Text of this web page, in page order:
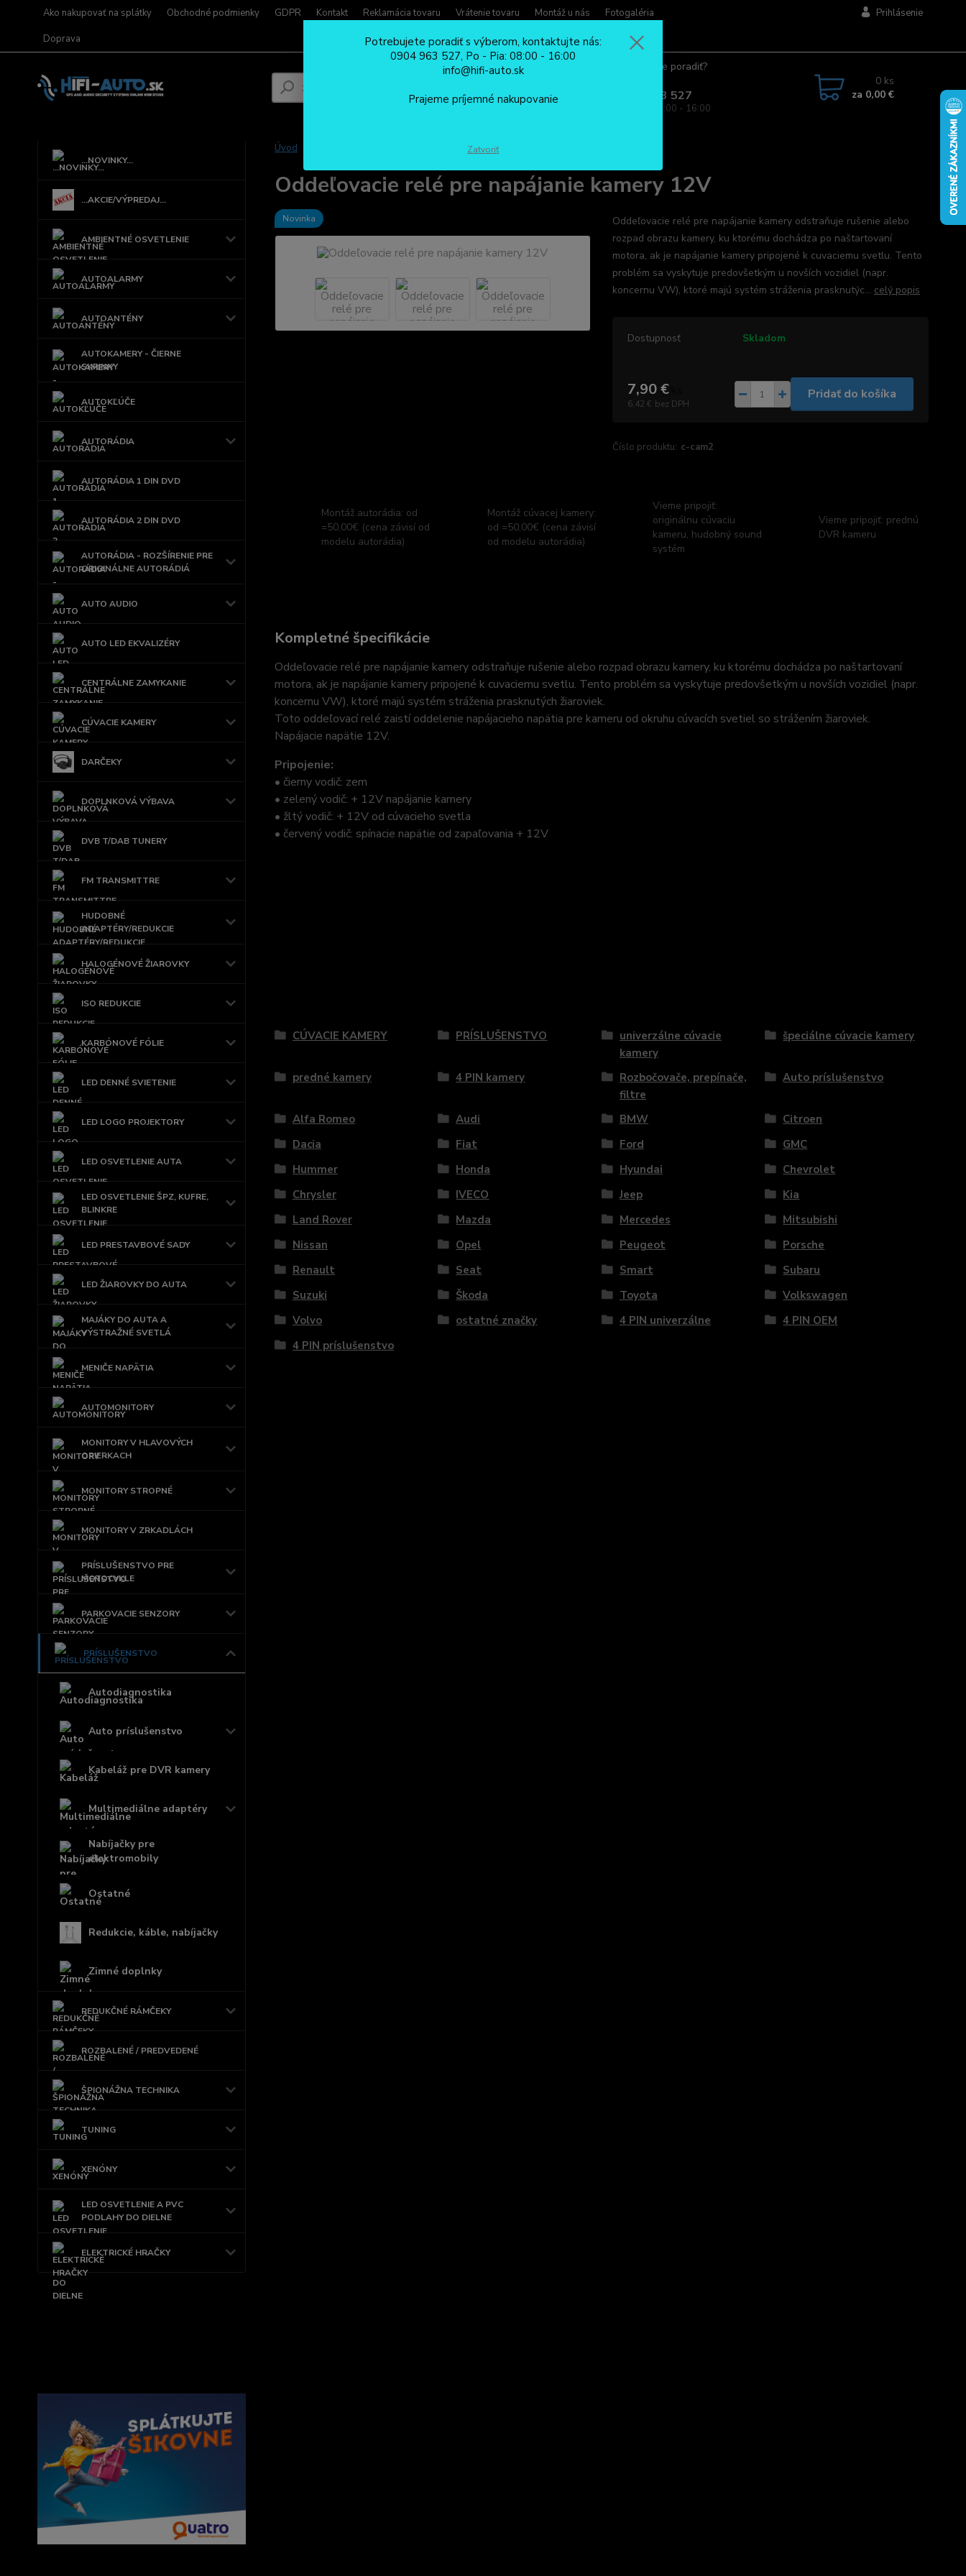
Ako nakupovať na splátky Obchodné podmienky GDPR Kontakt Reklamácia tovaru Vrátenie tovaru Montáž u nás
Fotogaléria
Doprava
Prihlásenie
Potrebujete poradiť?
0904 963 527
Po - Pia: 08:00 - 16:00
0 ks
za 0,00 €
...NOVINKY...
...AKCIE/VÝPREDAJ...
AMBIENTNÉ OSVETLENIE
AUTOALARMY
AUTOANTÉNY
AUTOKAMERY - ČIERNE
SKRINKY
AUTOKĽÚČE
AUTORÁDIA
AUTORÁDIA 1 DIN DVD
AUTORÁDIA 2 DIN DVD
AUTORÁDIA - ROZŠÍRENIE PRE
ORIGINÁLNE AUTORÁDIÁ
AUTO AUDIO
AUTO LED EKVALIZÉRY
CENTRÁLNE ZAMYKANIE
CÚVACIE KAMERY
DARČEKY
DOPLNKOVÁ VÝBAVA
DVB T/DAB TUNERY
FM TRANSMITTRE
HUDOBNÉ
ADAPTÉRY/REDUKCIE
HALOGÉNOVÉ ŽIAROVKY
ISO REDUKCIE
KARBÓNOVÉ FÓLIE
LED DENNÉ SVIETENIE
LED LOGO PROJEKTORY
LED OSVETLENIE AUTA
LED OSVETLENIE ŠPZ, KUFRE,
BLINKRE
LED PRESTAVBOVÉ SADY
LED ŽIAROVKY DO AUTA
MAJÁKY DO AUTA A
VÝSTRAŽNÉ SVETLÁ
MENIČE NAPÄTIA
AUTOMONITORY
MONITORY V HLAVOVÝCH
OPIERKACH
MONITORY STROPNÉ
MONITORY V ZRKADLÁCH
PRÍSLUŠENSTVO PRE
MOTOCYKLE
PARKOVACIE SENZORY
PRÍSLUŠENSTVO
Autodiagnostika
Auto príslušenstvo
Kabeláž pre DVR kamery
Multimediálne adaptéry
Nabíjačky pre
elektromobily
Ostatné
Redukcie, káble, nabíjačky
Zimné doplnky
REDUKČNÉ RÁMČEKY
ROZBALENÉ / PREDVEDENÉ
ŠPIONÁŽNA TECHNIKA
TUNING
XENÓNY
LED OSVETLENIE A PVC
PODLAHY DO DIELNE
ELEKTRICKÉ HRAČKY
Úvod Oddeľovacie relé pre napájanie kamery 12V
Oddeľovacie relé pre napájanie kamery 12V
Novinka
Oddeľovacie relé pre napájanie kamery odstraňuje rušenie alebo
rozpad obrazu kamery, ku ktorému dochádza po naštartovaní
motora, ak je napájanie kamery pripojené k cuvaciemu svetlu. Tento
problém sa vyskytuje predovšetkým u novších vozidiel (napr.
koncernu VW), ktoré majú systém stráženia prasknutýc... celý popis
Dostupnosť Skladom
7,90 €/
6,42 € bez DPH
Pridať do košíka
Číslo produktu: c-cam2
Montáž autorádia: od
=50,00€ (cena závisí od
modelu autorádia)
Montáž cúvacej kamery:
od =50,00€ (cena závisí
od modelu autorádia)
Vieme pripojiť:
originálnu cúvaciu
kameru, hudobný sound
systém
Vieme pripojiť: prednú
DVR kameru
Kompletné špecifikácie
Oddeľovacie relé pre napájanie kamery odstraňuje rušenie alebo rozpad obrazu kamery, ku ktorému dochádza po naštartovaní
motora, ak je napájanie kamery pripojené k cuvaciemu svetlu. Tento problém sa vyskytuje predovšetkým u novších vozidiel (napr.
koncernu VW), ktoré majú systém stráženia prasknutých žiaroviek.
Toto oddeľovací relé zaistí oddelenie napájacieho napätia pre kameru od okruhu cúvacích svetiel so strážením žiaroviek.
Napájacie napätie 12V.
Pripojenie:
• čierny vodič: zem
• zelený vodič: + 12V napájanie kamery
• žltý vodič: + 12V od cúvacieho svetla
• červený vodič: spínacie napätie od zapaľovania + 12V
CÚVACIE KAMERY PRÍSLUŠENSTVO
univerzálne cúvacie
kamery
špeciálne cúvacie kamery
predné kamery 4 PIN kamery
Rozbočovače, prepínače,
filtre
Auto príslušenstvo
Alfa Romeo Audi BMW
Citroen
Dacia
Fiat Ford
GMC
Hummer
Honda Hyundai
Chevrolet
Chrysler
IVECO Jeep
Kia
Land Rover
Mazda Mercedes
Mitsubishi
Nissan
Opel Peugeot
Porsche
Renault
Seat Smart
Subaru
Suzuki
Škoda Toyota
Volkswagen
Volvo
ostatné značky 4 PIN univerzálne
4 PIN OEM
4 PIN príslušenstvo
Potrebujete poradiť s výberom, kontaktujte nás:
0904 963 527, Po - Pia: 08:00 - 16:00
info@hifi-auto.sk
Prajeme príjemné nakupovanie
Zatvoriť